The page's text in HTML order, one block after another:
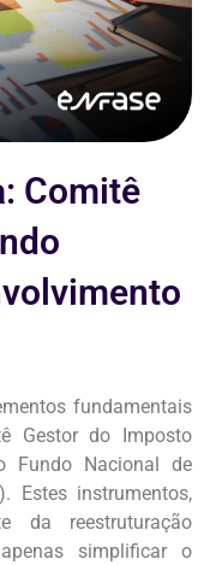
Comitê
fundamentais
Gestor do Imposto
Fundo Nacional de
Estes instrumentos,
da reestruturação
simplificar o